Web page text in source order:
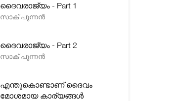
ദൈവരാജ്യം - Part 1
സാക് പുന്നൻ
ദൈവരാജ്യം - Part 2
സാക് പുന്നൻ
എന്തുകൊണ്ടാണ് ദൈവം
മോശമായ കാര്യങ്ങൾ